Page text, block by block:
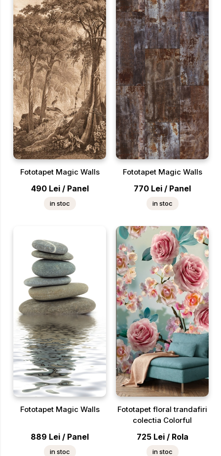
Fototapet Magic Walls
490 Lei / Panel
in stoc
Fototapet Magic Walls
770 Lei / Panel
in stoc
Fototapet Magic Walls
889 Lei / Panel
in stoc
Fototapet floral trandafiri
colectia Colorful
725 Lei / Rola
in stoc